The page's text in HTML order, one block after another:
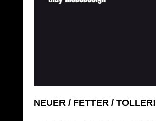
NEUER / FETTER / TOLLER!